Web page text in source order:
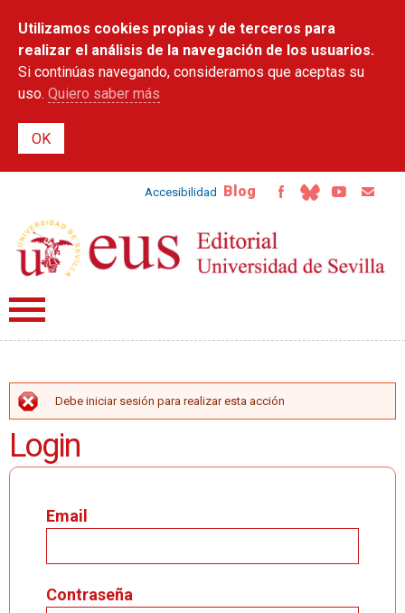
contenido
principal
Utilizamos cookies propias y de terceros para
realizar el análisis de la navegación de los usuarios.
Si continúas navegando, consideramos que aceptas su
uso. Quiero saber más
Accesibilidad Blog
MENSAJE DE ERROR
Debe iniciar sesión para realizar esta acción
Login
Email
Contraseña